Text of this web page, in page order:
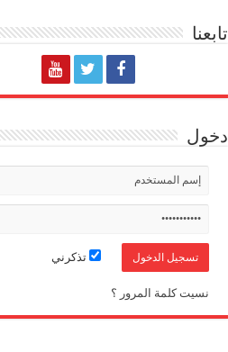
تابعنا
دخول
تذكرني
نسيت كلمة المرور ؟